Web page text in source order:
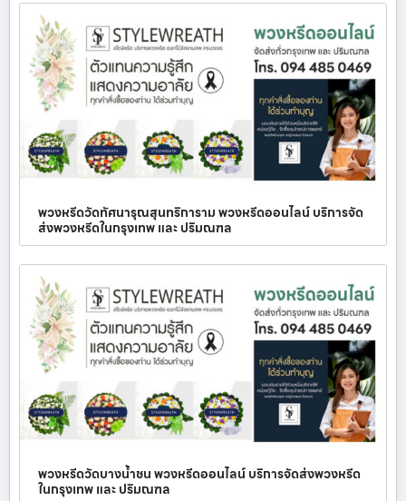
พวงหรีดวัดทัศนารุณสุนทริการาม พวงหรีดออนไลน์ บริการจัด
ส่งพวงหรีดในกรุงเทพ และ ปริมณฑล
พวงหรีดวัดบางน้ำชน พวงหรีดออนไลน์ บริการจัดส่งพวงหรีด
ในกรุงเทพ และ ปริมณฑล